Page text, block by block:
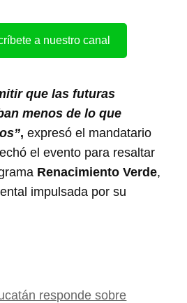
a nuestro canal
que las futuras
menos de lo que
, expresó el mandatario
el evento para resaltar
Renacimiento Verde,
impulsada por su
responde sobre